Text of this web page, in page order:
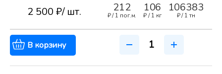
2 500 ₽/ шт. 212
₽ /1 пог.м.
106
₽ /1 кг
106383
₽ /1 тн
В корзину